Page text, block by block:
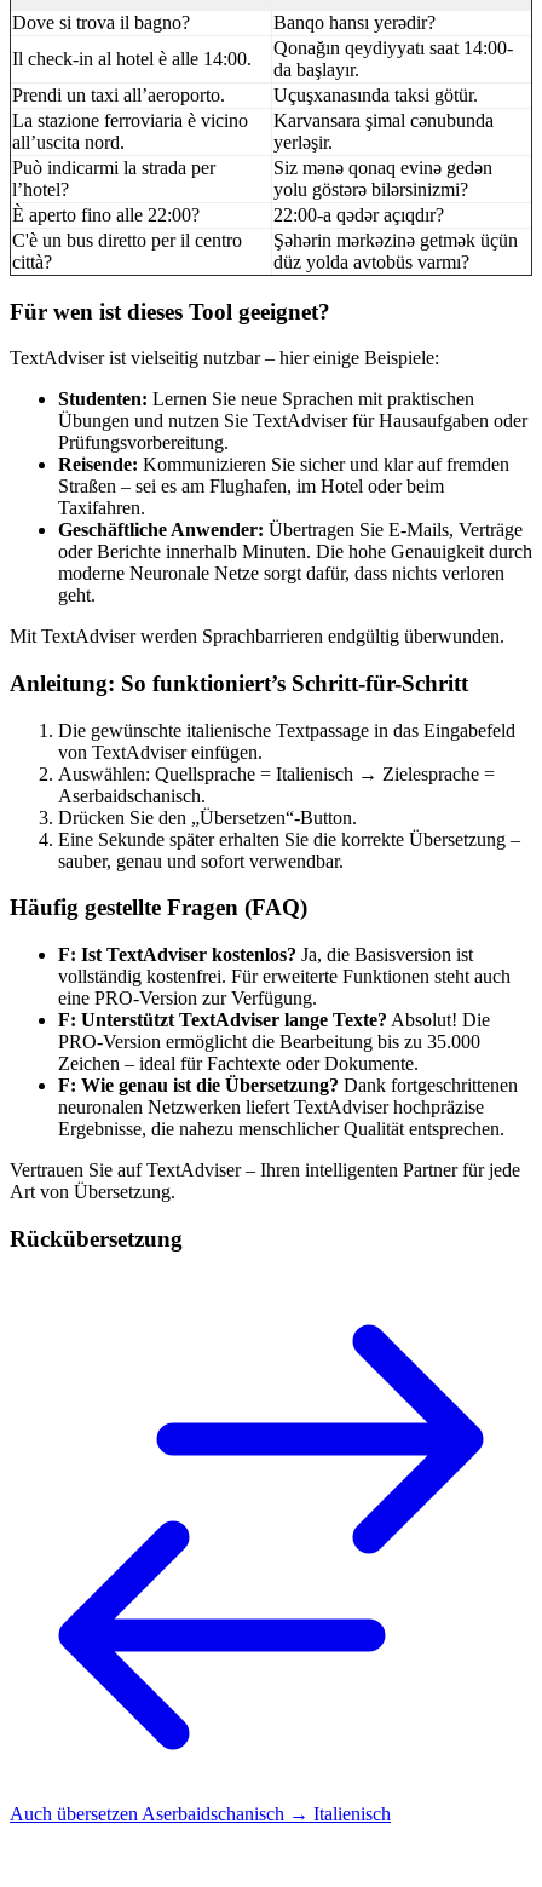
Dove si trova il bagno?
Banqo hansı yerədir?
Il check-in al hotel è alle 14:00.
Qonağın qeydiyyatı saat 14:00-
da başlayır.
Prendi un taxi all’aeroporto.
Uçuşxanasında taksi götür.
La stazione ferroviaria è vicino
all’uscita nord.
Karvansara şimal cənubunda
yerləşir.
Può indicarmi la strada per
l’hotel?
Siz mənə qonaq evinə gedən
yolu göstərə bilərsinizmi?
È aperto fino alle 22:00?
22:00-a qədər açıqdır?
C'è un bus diretto per il centro
città?
Şəhərin mərkəzinə getmək üçün
düz yolda avtobüs varmı?
Für wen ist dieses Tool geeignet?
TextAdviser ist vielseitig nutzbar – hier einige Beispiele:
Studenten: Lernen Sie neue Sprachen mit praktischen
Übungen und nutzen Sie TextAdviser für Hausaufgaben oder
Prüfungsvorbereitung.
Reisende: Kommunizieren Sie sicher und klar auf fremden
Straßen – sei es am Flughafen, im Hotel oder beim
Taxifahren.
Geschäftliche Anwender: Übertragen Sie E-Mails, Verträge
oder Berichte innerhalb Minuten. Die hohe Genauigkeit durch
moderne Neuronale Netze sorgt dafür, dass nichts verloren
geht.
Mit TextAdviser werden Sprachbarrieren endgültig überwunden.
Anleitung: So funktioniert’s Schritt-für-Schritt
Die gewünschte italienische Textpassage in das Eingabefeld
von TextAdviser einfügen.
Auswählen: Quellsprache = Italienisch → Zielesprache =
Aserbaidschanisch.
Drücken Sie den „Übersetzen“-Button.
Eine Sekunde später erhalten Sie die korrekte Übersetzung –
sauber, genau und sofort verwendbar.
Häufig gestellte Fragen (FAQ)
F: Ist TextAdviser kostenlos? Ja, die Basisversion ist
vollständig kostenfrei. Für erweiterte Funktionen steht auch
eine PRO-Version zur Verfügung.
F: Unterstützt TextAdviser lange Texte? Absolut! Die
PRO-Version ermöglicht die Bearbeitung bis zu 35.000
Zeichen – ideal für Fachtexte oder Dokumente.
F: Wie genau ist die Übersetzung? Dank fortgeschrittenen
neuronalen Netzwerken liefert TextAdviser hochpräzise
Ergebnisse, die nahezu menschlicher Qualität entsprechen.
Vertrauen Sie auf TextAdviser – Ihren intelligenten Partner für jede
Art von Übersetzung.
Rückübersetzung
Auch übersetzen Aserbaidschanisch → Italienisch